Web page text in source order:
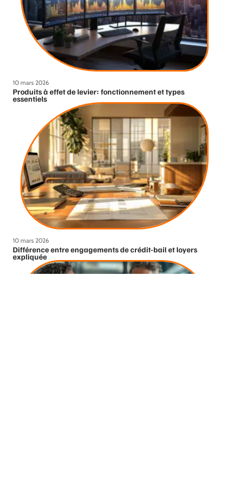
10 mars 2026
Produits à effet de levier: fonctionnement et types
essentiels
10 mars 2026
Différence entre engagements de crédit-bail et loyers
expliquée